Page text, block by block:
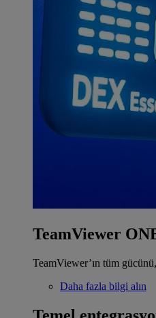
TeamViewer
TeamViewer’ın tüm
Daha fazla bilgi alın